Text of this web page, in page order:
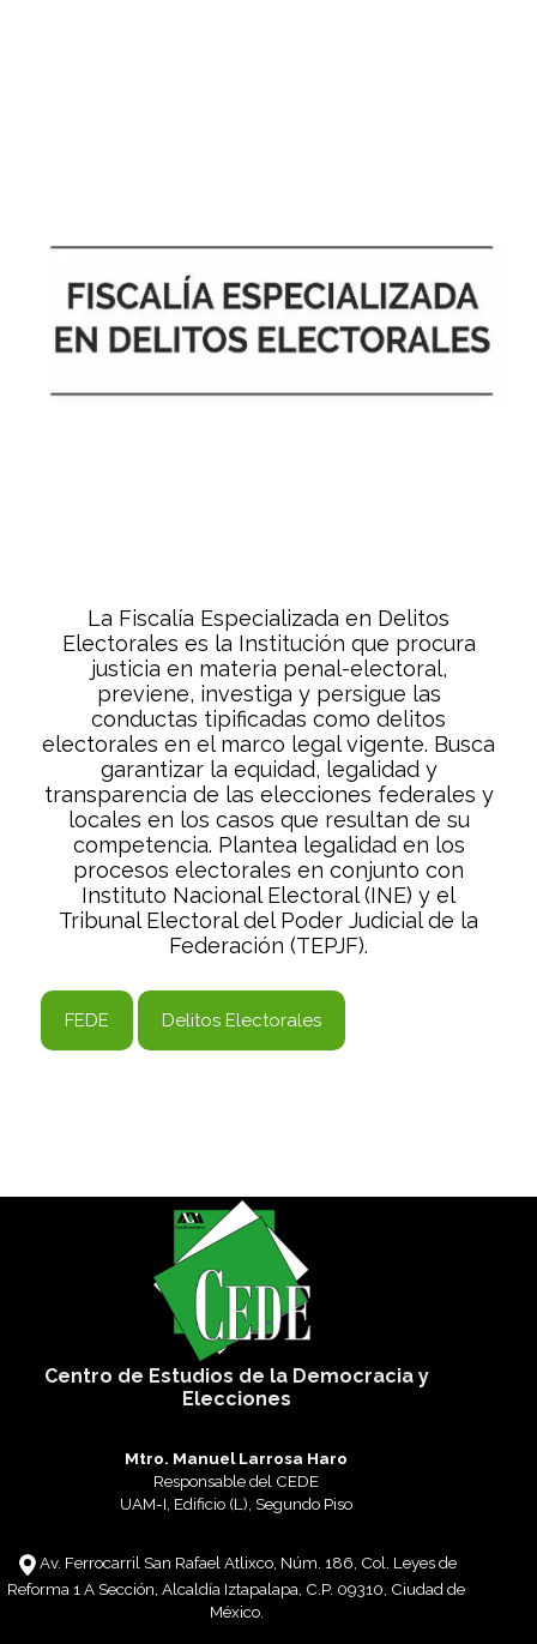
La Fiscalía Especializada en Delitos
Electorales es la Institución que procura
justicia en materia penal-electoral,
previene, investiga y persigue las
conductas tipificadas como delitos
electorales en el marco legal vigente. Busca
garantizar la equidad, legalidad y
transparencia de las elecciones federales y
locales en los casos que resultan de su
competencia. Plantea legalidad en los
procesos electorales en conjunto con
Instituto Nacional Electoral (INE) y el
Tribunal Electoral del Poder Judicial de la
Federación (TEPJF).
FEDE Delitos Electorales
Centro de Estudios de la Democracia y
Elecciones
Mtro. Manuel Larrosa Haro
Responsable del CEDE
UAM-I, Edificio (L), Segundo Piso
Av. Ferrocarril San Rafael Atlixco, Núm. 186, Col. Leyes de
Reforma 1 A Sección, Alcaldía Iztapalapa, C.P. 09310, Ciudad de
México.